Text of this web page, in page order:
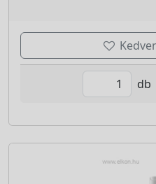
db